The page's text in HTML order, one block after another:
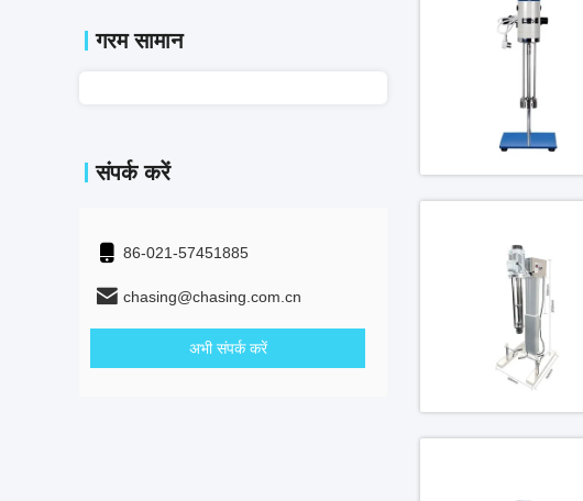
गरम सामान
संपर्क करें
86-021-57451885
chasing@chasing.com.cn
अभी संपर्क करें